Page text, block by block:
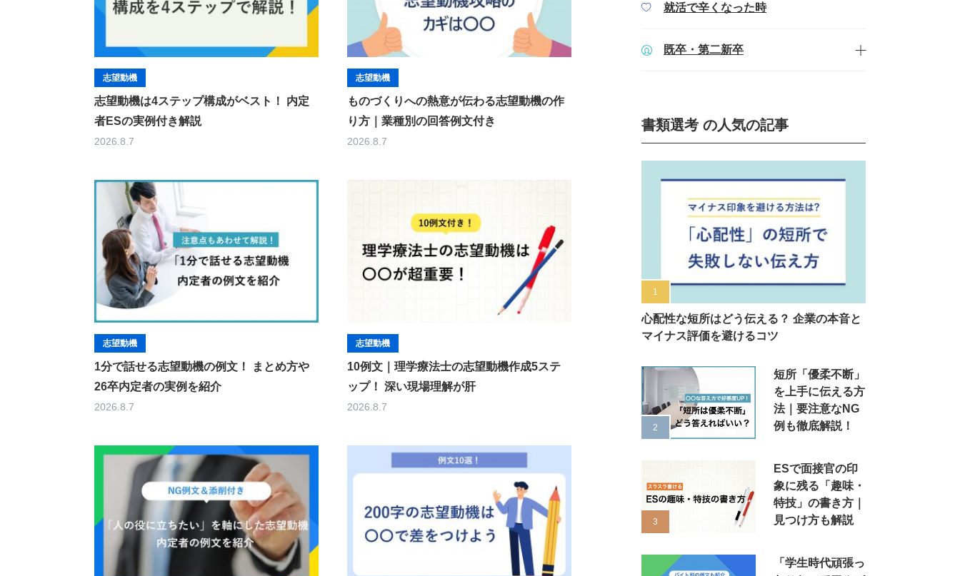
志望動機
志望動機は4ステップ構成がベスト！ 内定
者ESの実例付き解説
2026.8.7
志望動機
ものづくりへの熱意が伝わる志望動機の作
り方｜業種別の回答例文付き
2026.8.7
志望動機
1分で話せる志望動機の例文！ まとめ方や
26卒内定者の実例を紹介
2026.8.7
志望動機
10例文｜理学療法士の志望動機作成5ステ
ップ！ 深い現場理解が肝
2026.8.7
就活で辛くなった時
既卒・第二新卒
書類選考 の人気の記事
心配性な短所はどう伝える？ 企業の本音と
マイナス評価を避けるコツ
短所「優柔不断」
を上手に伝える方
法｜要注意なNG
例も徹底解説！
ESで面接官の印
象に残る「趣味・
特技」の書き方｜
見つけ方も解説
「学生時代頑張っ